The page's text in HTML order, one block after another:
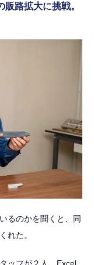
路拡大に挑戦。
るのかを聞くと、同
れた。